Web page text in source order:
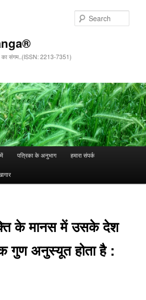
का संगम..(ISSN: 2213-7351)
contentपत्रिका के अनुभाग हमारा संपर्क
के मानस में उसके देश
गुण अनुस्यूत होता है :